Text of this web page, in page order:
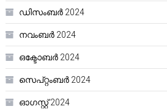
ഡിസംബർ 2024
നവംബർ 2024
ഒക്ടോബർ 2024
സെപ്റ്റംബർ 2024
ഓഗസ്റ്റ്‌ 2024